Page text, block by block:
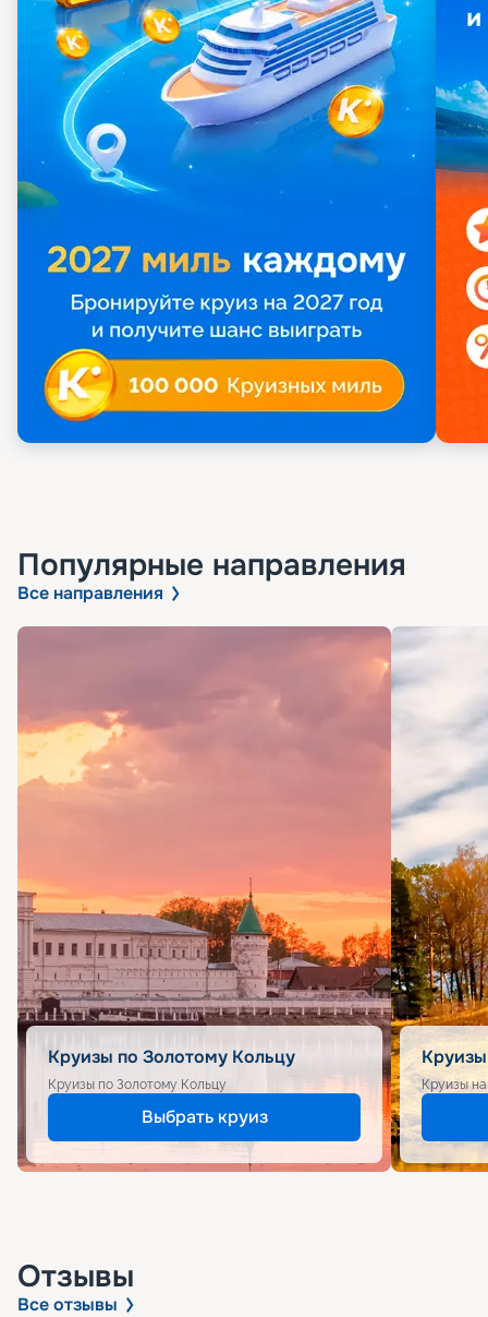
Популярные направления
Все направления
Круизы по Золотому Кольцу
Круизы по Золотому Кольцу
Выбрать круиз
Круизы
Отзывы
Все отзывы